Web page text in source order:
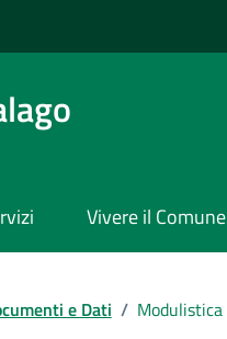
Vivere il Comune
e Dati / Modulistica